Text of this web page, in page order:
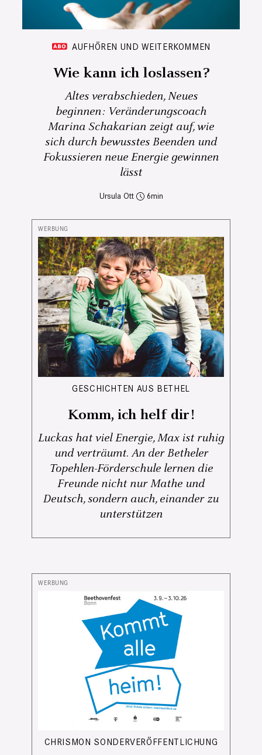
AUFHÖREN UND WEITERKOMMEN
Wie kann ich loslassen?
Altes verabschieden, Neues
beginnen: Veränderungscoach
Marina Schakarian zeigt auf, wie
sich durch bewusstes Beenden und
Fokussieren neue Energie gewinnen
lässt
Ursula Ott 6
GESCHICHTEN AUS BETHEL
Komm, ich helf dir!
Luckas hat viel Energie, Max ist ruhig
und verträumt. An der Betheler
Topehlen-Förderschule lernen die
Freunde nicht nur Mathe und
Deutsch, sondern auch, einander zu
unterstützen
CHRISMON SONDERVERÖFFENTLICHUNG